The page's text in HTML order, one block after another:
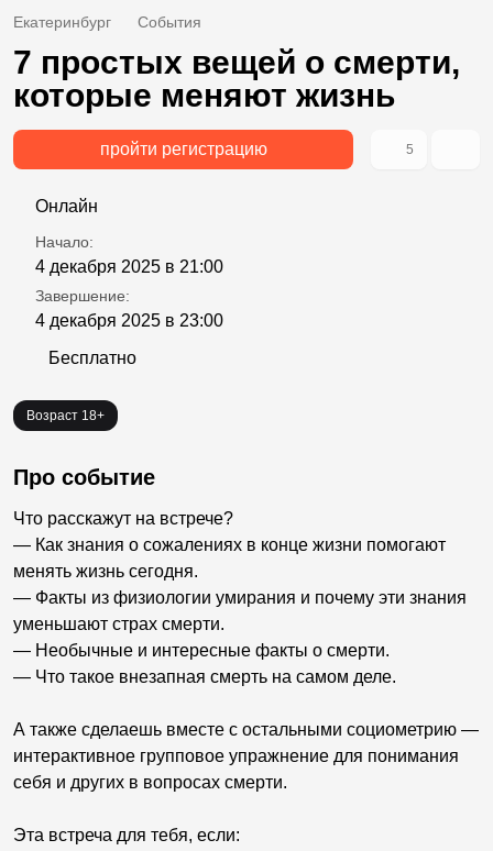
Екатеринбург События
7 простых вещей о смерти,
которые меняют жизнь
пройти регистрацию 5
Онлайн
Начало:
4 декабря 2025 в 21:00
Завершение:
4 декабря 2025 в 23:00
Бесплатно
Возраст 18+
Про событие
Что расскажут на встрече?
— Как знания о сожалениях в конце жизни помогают
менять жизнь сегодня.
— Факты из физиологии умирания и почему эти знания
уменьшают страх смерти.
— Необычные и интересные факты о смерти.
— Что такое внезапная смерть на самом деле.
А также сделаешь вместе с остальными социометрию —
интерактивное групповое упражнение для понимания
себя и других в вопросах смерти.
Эта встреча для тебя, если: